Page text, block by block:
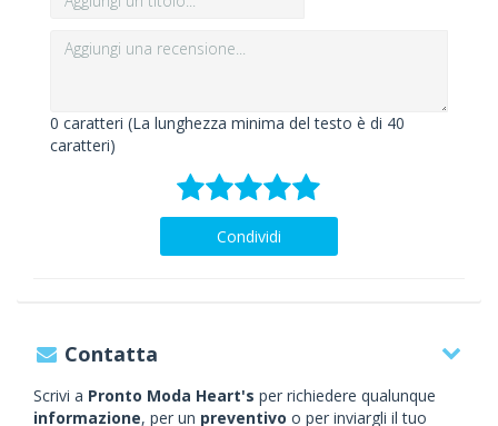
0 caratteri (La lunghezza minima del testo è di 40
caratteri)
Condividi
Contatta
Scrivi a Pronto Moda Heart's per richiedere qualunque
informazione, per un preventivo o per inviargli il tuo